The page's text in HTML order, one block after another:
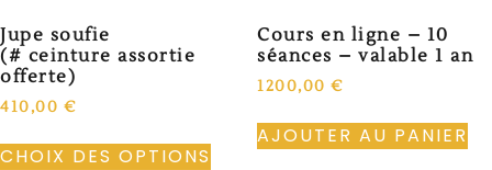
Jupe soufie
(# ceinture assortie
offerte)
410,00 €
CHOIX DES OPTIONS
Cours en ligne – 10
séances – valable 1 an
1200,00 €
AJOUTER AU PANIER